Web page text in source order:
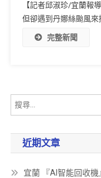
【記者邱淑珍/宜蘭報
但卻遇到丹娜絲颱風
完整新聞
近期文章
宜蘭 『AI智能回收